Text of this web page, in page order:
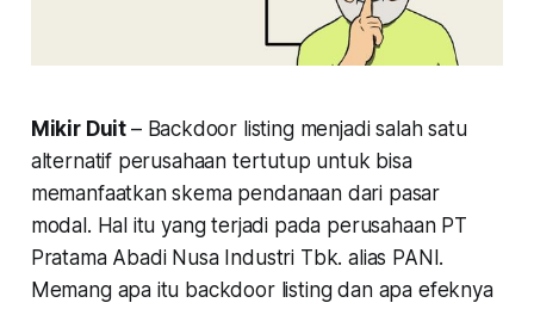
Mikir Duit – Backdoor listing menjadi salah satu
alternatif perusahaan tertutup untuk bisa
memanfaatkan skema pendanaan dari pasar
modal. Hal itu yang terjadi pada perusahaan PT
Pratama Abadi Nusa Industri Tbk. alias PANI.
Memang apa itu backdoor listing dan apa efeknya